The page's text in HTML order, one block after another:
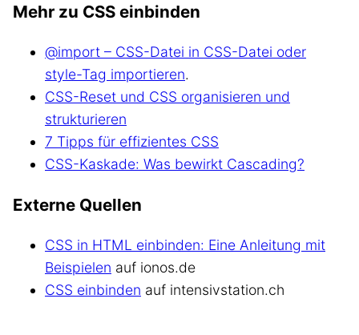
Mehr zu CSS einbinden
@import – CSS-Datei in CSS-Datei oder
style-Tag importieren.
CSS-Reset und CSS organisieren und
strukturieren
7 Tipps für effizientes CSS
CSS-Kaskade: Was bewirkt Cascading?
Externe Quellen
CSS in HTML einbinden: Eine Anleitung mit
Beispielen auf ionos.de
CSS einbinden auf intensivstation.ch